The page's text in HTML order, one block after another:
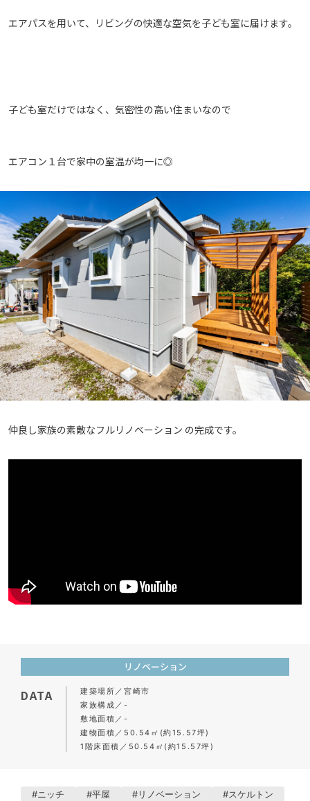
エアパスを用いて、リビングの快適な空気を子ども室に届けます。
子ども室だけではなく、気密性の高い住まいなので
エアコン１台で家中の室温が均一に◎
仲良し家族の素敵なフルリノベーション の完成です。
リノベーション
DATA 建築場所
宮崎市
家族構成
-
敷地面積
-
建物面積
50.54㎡(約15.57坪)
1階床面積
50.54㎡(約15.57坪)
ニッチ 平屋 リノベーション スケルトン